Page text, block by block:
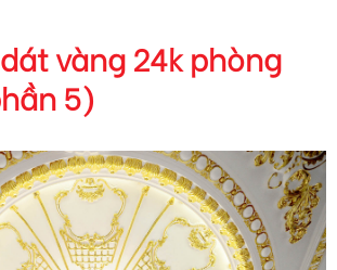
vàng 24k phòng
5)